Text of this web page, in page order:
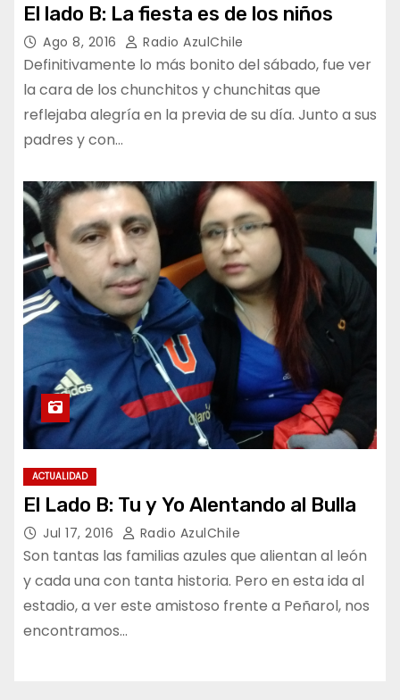
El lado B: La fiesta es de los niños
Ago 8, 2016 Radio AzulChile
Definitivamente lo más bonito del sábado, fue ver
la cara de los chunchitos y chunchitas que
reflejaba alegría en la previa de su día. Junto a sus
padres y con…
ACTUALIDAD
El Lado B: Tu y Yo Alentando al Bulla
Jul 17, 2016 Radio AzulChile
Son tantas las familias azules que alientan al león
y cada una con tanta historia. Pero en esta ida al
estadio, a ver este amistoso frente a Peñarol, nos
encontramos…